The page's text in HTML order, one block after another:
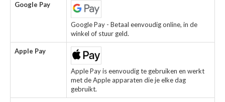
Google Pay
Google Pay - Betaal eenvoudig online, in de
winkel of stuur geld.
Apple Pay
Apple Pay is eenvoudig te gebruiken en werkt
met de Apple apparaten die je elke dag
gebruikt.